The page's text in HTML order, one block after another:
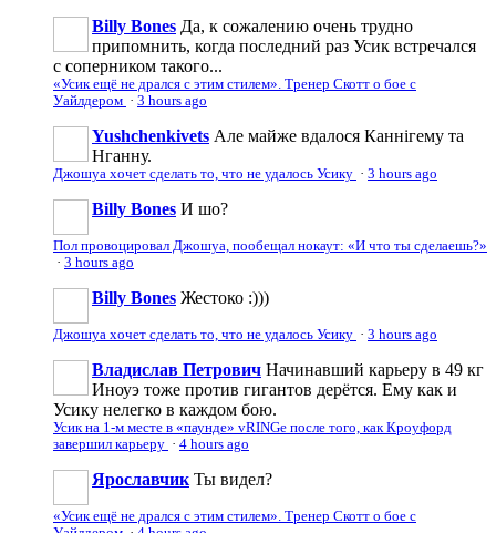
Billy Bones Да, к сожалению очень трудно
припомнить, когда последний раз Усик встречался
с соперником такого...
«Усик ещё не дрался с этим стилем». Тренер Скотт о бое с
Уайлдером · 3 hours ago
Yushchenkivets Але майже вдалося Каннігему та
Нганну.
Джошуа хочет сделать то, что не удалось Усику · 3 hours ago
Billy Bones И шо?
Пол провоцировал Джошуа, пообещал нокаут: «И что ты сделаешь?»
· 3 hours ago
Billy Bones Жестоко :)))
Джошуа хочет сделать то, что не удалось Усику · 3 hours ago
Владислав Петрович Начинавший карьеру в 49 кг
Иноуэ тоже против гигантов дерётся. Ему как и
Усику нелегко в каждом бою.
Усик на 1-м месте в «паунде» vRINGe после того, как Кроуфорд
завершил карьеру · 4 hours ago
Ярославчик Ты видел?
«Усик ещё не дрался с этим стилем». Тренер Скотт о бое с